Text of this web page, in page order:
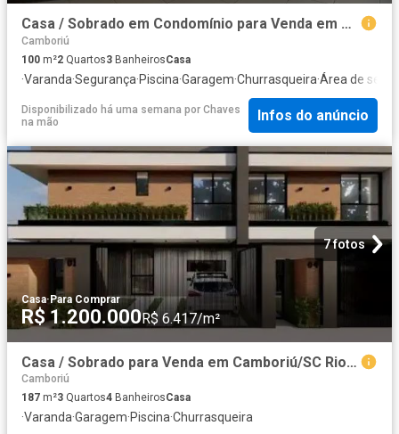
Casa / Sobrado em Condomínio para Venda em Camboriú/SC Monte Alegre 2 Quartos
Camboriú
100 m²2 Quartos3 BanheirosCasa
·Varanda·Segurança·Piscina·Garagem·Churrasqueira·Área de
Disponibilizado há uma semana por Chaves
na mão
Infos do anúncio
7 fotos
Casa·Para Comprar
R$ 1.200.000R$ 6.417/m²
Casa / Sobrado para Venda em Camboriú/SC Rio Pequeno 3 Quartos
Camboriú
187 m²3 Quartos4 BanheirosCasa
·Varanda·Garagem·Piscina·Churrasqueira